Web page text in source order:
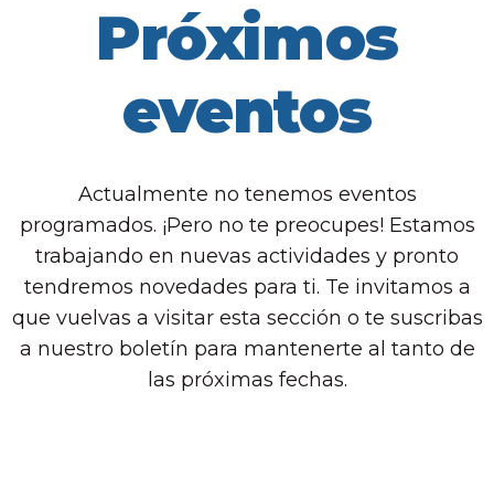
Próximos
eventos
Actualmente no tenemos eventos
programados. ¡Pero no te preocupes! Estamos
trabajando en nuevas actividades y pronto
tendremos novedades para ti. Te invitamos a
que vuelvas a visitar esta sección o te suscribas
a nuestro boletín para mantenerte al tanto de
las próximas fechas.